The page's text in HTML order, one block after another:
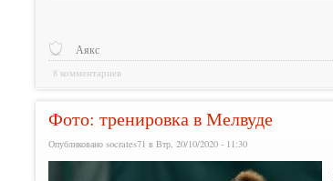
Аякс
8 комментариев
Фото: тренировка в Мелвуде
Опубликовано socrates71 в Втр, 20/10/2020 - 11:30